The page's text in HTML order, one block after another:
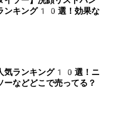
ンキング10選！効果な
気ランキング10選！ニ
ーなどどこで売ってる？